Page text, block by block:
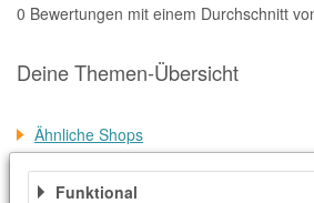
Click & Boat
XXXLutz
0 Bewertungen mit einem Durchschnitt
Deine Themen-Übersicht
Ähnliche Shops
Weitere Informationen
Funktional